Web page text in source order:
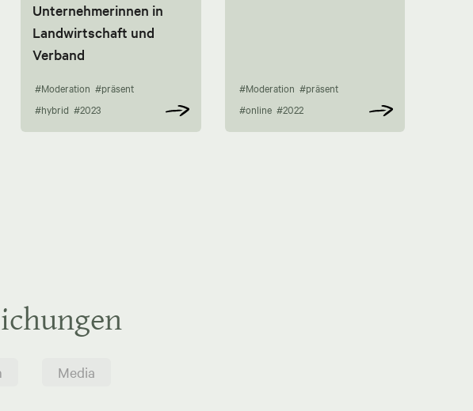
Unternehmerinnen in
Landwirtschaft und
Verband
#Moderation #präsent
#hybrid #2023
#Moderation #präsent
#online #2022
Media